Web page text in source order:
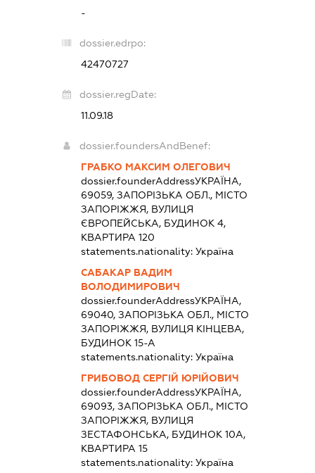
-
dossier.edrpo:
42470727
dossier.regDate:
11.09.18
dossier.foundersAndBenef:
ГРАБКО МАКСИМ ОЛЕГОВИЧ
dossier.founderAddressУКРАЇНА,
69059, ЗАПОРІЗЬКА ОБЛ., МІСТО
ЗАПОРІЖЖЯ, ВУЛИЦЯ
ЄВРОПЕЙСЬКА, БУДИНОК 4,
КВАРТИРА 120
statements.nationality: Україна
САБАКАР ВАДИМ
ВОЛОДИМИРОВИЧ
dossier.founderAddressУКРАЇНА,
69040, ЗАПОРІЗЬКА ОБЛ., МІСТО
ЗАПОРІЖЖЯ, ВУЛИЦЯ КІНЦЕВА,
БУДИНОК 15-А
statements.nationality: Україна
ГРИБОВОД СЕРГІЙ ЮРІЙОВИЧ
dossier.founderAddressУКРАЇНА,
69093, ЗАПОРІЗЬКА ОБЛ., МІСТО
ЗАПОРІЖЖЯ, ВУЛИЦЯ
ЗЕСТАФОНСЬКА, БУДИНОК 10А,
КВАРТИРА 15
statements.nationality: Україна